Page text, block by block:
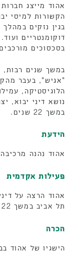
אהוד מייצג
הקשורות למיסי
בגין נזקים
דוקומנטריים
בסכסוכים
במשך שנים רבות,
"אגיש", בעבר
הלוגיסטיקה,
נושא דיני יבוא,
במשך 22 שנים.
הידעת
אהוד נהנה
פעילות אקדמית
אהוד הרצה על
תל אביב במשך 22 שנים.
הכרה
הישגיו של אהוד